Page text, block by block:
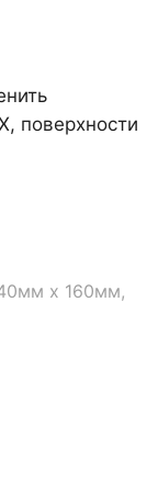
поверхности
х 160мм,